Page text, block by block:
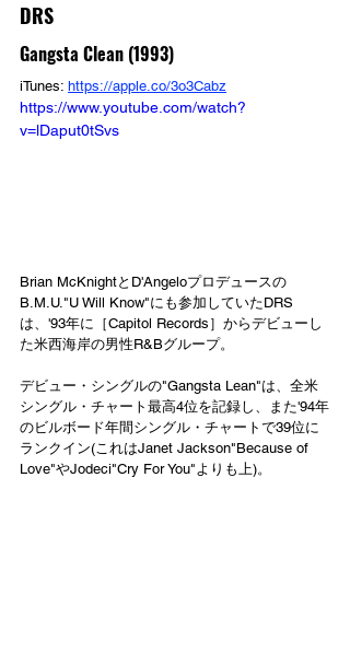
DRS
Gangsta Clean (1993)
iTunes: https://apple.co/3o3Cabz
https://www.youtube.com/watch?
v=lDaput0tSvs
Brian McKnightとD'Angeloプロデュースの
B.M.U."U Will Know"にも参加していたDRS
は、'93年に［Capitol Records］からデビューし
た米西海岸の男性R&Bグループ。
デビュー・シングルの"Gangsta Lean"は、全米
シングル・チャート最高4位を記録し、また'94年
のビルボード年間シングル・チャートで39位に
ランクイン(これはJanet Jackson"Because of
Love"やJodeci"Cry For You"よりも上)。